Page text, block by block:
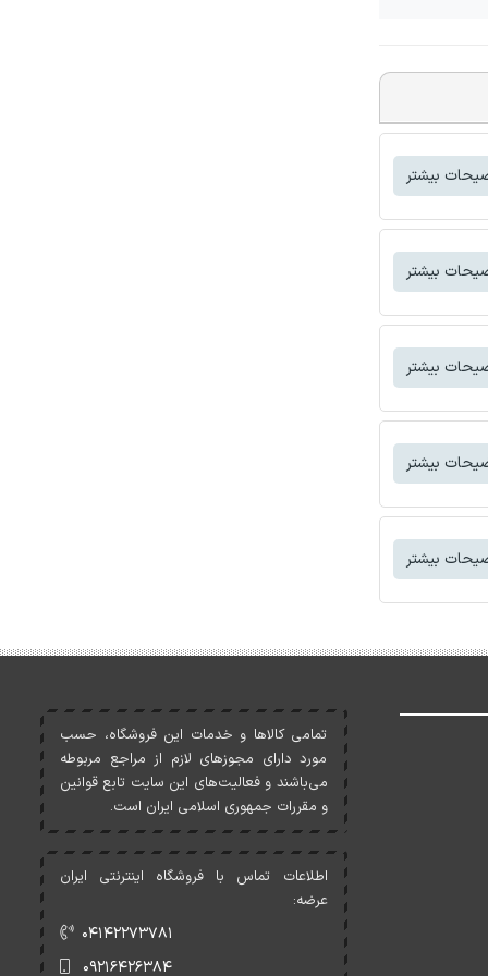
بیشتر
بیشتر
بیشتر
بیشتر
بیشتر
تمامی کالاها و خدمات اين فروشگاه، حسب
مورد دارای مجوزهای لازم از مراجع مربوطه
می‌باشند و فعاليت‌های اين سايت تابع قوانين
و مقررات جمهوری اسلامی ايران است.
اطلاعات تماس با فروشگاه اینترنتی ایران
عرضه:
۰۴۱۴۲۲۷۳۷۸۱
۰۹۲۱۶۴۲۶۳۸۴